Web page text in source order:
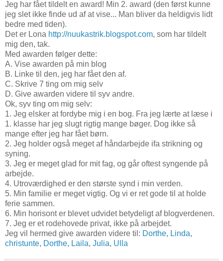
Jeg har fået tildelt en award! Min 2. award (den først kunne
jeg slet ikke finde ud af at vise... Man bliver da heldigvis lidt
bedre med tiden).
Det er Lona http://nuukastrik.blogspot.com, som har tildelt
mig den, tak.
Med awarden følger dette:
A. Vise awarden på min blog
B. Linke til den, jeg har fået den af.
C. Skrive 7 ting om mig selv
D. Give awarden videre til syv andre.
Ok, syv ting om mig selv:
1. Jeg elsker at fordybe mig i en bog. Fra jeg lærte at læse i
1. klasse har jeg slugt rigtig mange bøger. Dog ikke så
mange efter jeg har fået børn.
2. Jeg holder også meget af håndarbejde ifa strikning og
syning.
3. Jeg er meget glad for mit fag, og går oftest syngende på
arbejde.
4. Utroværdighed er den største synd i min verden.
5. Min familie er meget vigtig. Og vi er ret gode til at holde
ferie sammen.
6. Min horisont er blevet udvidet betydeligt af blogverdenen.
7. Jeg er et rodehovede privat, ikke på arbejdet.
Jeg vil hermed give awarden videre til: Dorthe, Linda,
christunte, Dorthe, Laila, Julia, Ulla